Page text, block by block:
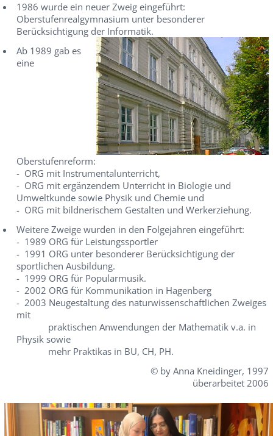
1986 wurde ein neuer Zweig eingeführt:
Oberstufenrealgymnasium unter besonderer
Berücksichtigung der Informatik.
Ab 1989 gab es
eine
Oberstufenreform:
- ORG mit Instrumentalunterricht,
- ORG mit ergänzendem Unterricht in Biologie und
Umweltkunde sowie Physik und Chemie und
- ORG mit bildnerischem Gestalten und Werkerziehung.
Weitere Zweige wurden in den Folgejahren eingeführt:
- 1989 ORG für Leistungssportler
- 1991 ORG unter besonderer Berücksichtigung der
sportlichen Ausbildung.
- 1999 ORG für Popularmusik.
- 2002 ORG für Kommunikation in Hagenberg
- 2003 Neugestaltung des naturwissenschaftlichen Zweiges
mit
praktischen Anwendungen der Mathematik v.a. in
Physik sowie
mehr Praktikas in BU, CH, PH.
© by Anna Kneidinger, 1997
überarbeitet 2006